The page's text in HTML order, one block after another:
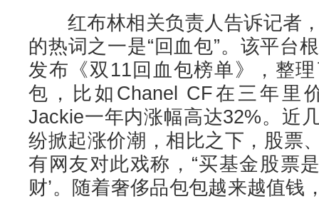
红布林相关负责人告诉记者，
的热词之一是“回血包”。该平台
发布《双11回血包榜单》，整
包，比如Chanel CF在三年里
Jackie一年内涨幅高达32%。近
纷掀起涨价潮，相比之下，股票
有网友对此戏称，“买基金股票
财’。随着奢侈品包包越来越值钱